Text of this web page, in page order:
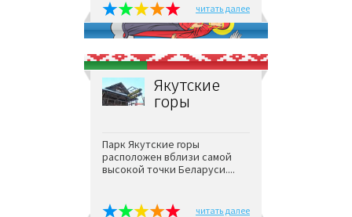
читать далее
Якутские
горы
Парк Якутские горы
расположен вблизи самой
высокой точки Беларуси....
читать далее